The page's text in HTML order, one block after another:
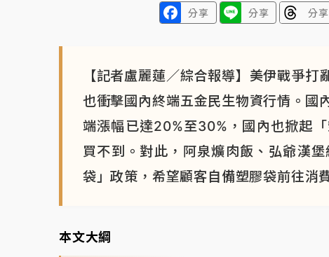
分享 分享 分享
【記者盧麗蓮／綜合報導】美伊戰爭
也衝擊國內終端五金民生物資行情。國
端漲幅已達20%至30%，國內也掀起
買不到。對此，阿泉爌肉飯、弘爺漢
袋」政策，希望顧客自備塑膠袋前往消
本文大綱